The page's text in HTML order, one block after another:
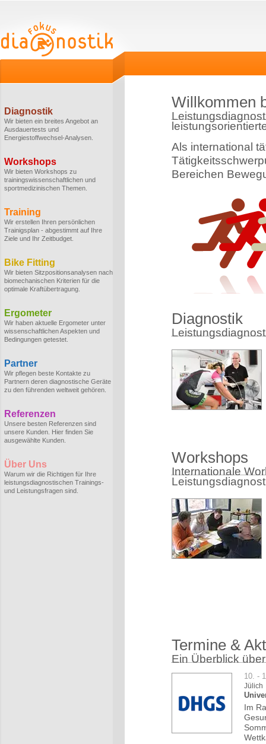
Diagnostik
Wir bieten ein breites Angebot an
Ausdauertests und
Energiestoffwechsel-Analysen.
Workshops
Wir bieten Workshops zu
trainingswissenschaftlichen und
sportmedizinischen Themen.
Training
Wir erstellen Ihren persönlichen
Trainigsplan - abgestimmt auf Ihre
Ziele und Ihr Zeitbudget.
Bike Fitting
Wir bieten Sitzpositionsanalysen nach
biomechanischen Kriterien für die
optimale Kraftübertragung.
Ergometer
Wir haben aktuelle Ergometer unter
wissenschaftlichen Aspekten und
Bedingungen getestet.
Partner
Wir pflegen beste Kontakte zu
Partnern deren diagnostische Geräte
zu den führenden weltweit gehören.
Referenzen
Unsere besten Referenzen sind
unsere Kunden. Hier finden Sie
ausgewählte Kunden.
Über Uns
Warum wir die Richtigen für Ihre
leistungsdiagnostischen Trainings-
und Leistungsfragen sind.
Willkommen
Als international
Bereichen
Diagnostik
Workshops
Internationale
Termine &
Ein Überblick
10. -
Jülich
Im